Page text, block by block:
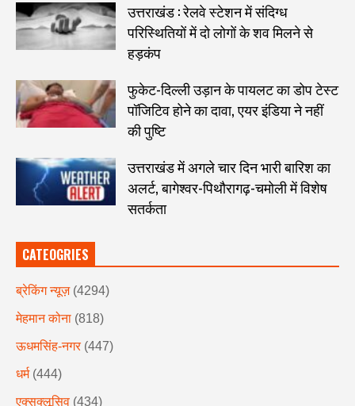
उत्तराखंड : रेलवे स्टेशन में संदिग्ध
परिस्थितियों में दो लोगों के शव मिलने से
हड़कंप
फुकेट-दिल्ली उड़ान के पायलट का डोप टेस्ट
पॉजिटिव होने का दावा, एयर इंडिया ने नहीं
की पुष्टि
उत्तराखंड में अगले चार दिन भारी बारिश का
अलर्ट, बागेश्वर-पिथौरागढ़-चमोली में विशेष
सतर्कता
CATEOGRIES
ब्रेकिंग न्यूज़ (4294)
मेहमान कोना (818)
ऊधमसिंह-नगर (447)
धर्म (444)
एक्सक्लूसिव (434)